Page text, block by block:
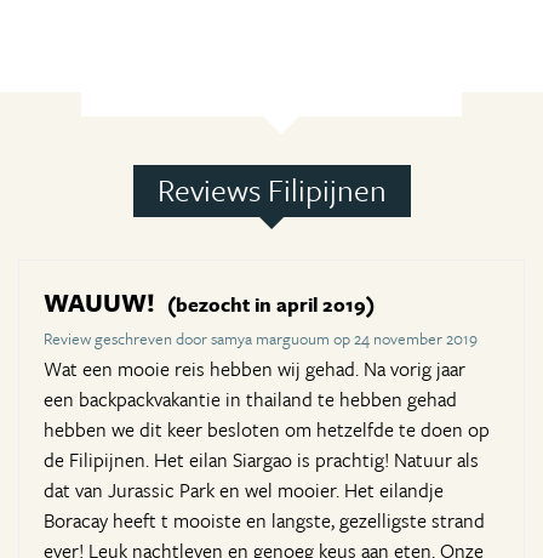
Reviews Filipijnen
WAUUW! (bezocht in april 2019)
Review geschreven door samya marguoum op 24 november 2019
Wat een mooie reis hebben wij gehad. Na vorig jaar
een backpackvakantie in thailand te hebben gehad
hebben we dit keer besloten om hetzelfde te doen op
de Filipijnen. Het eilan Siargao is prachtig! Natuur als
dat van Jurassic Park en wel mooier. Het eilandje
Boracay heeft t mooiste en langste, gezelligste strand
ever! Leuk nachtleven en genoeg keus aan eten. Onze